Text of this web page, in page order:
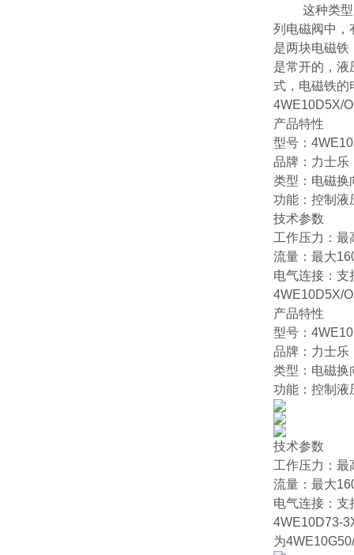
这种类
列电磁阀中，
是两块电磁铁
是常开的，液
式，电磁铁的
4WE10D5X/
产品特性
型号：
品牌：力士乐
类型：电磁换
功能：控制液
技术参数
工作压力：最
流量：最大
电气连接：支
4WE10D5X/
产品特性
型号：
品牌：力士乐
类型：电磁换
功能：控制液
技术参数
工作压力：最
流量：最大
电气连接：支
4WE10D73-
为